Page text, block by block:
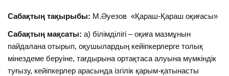
Сабақтың тақырыбы: М.Әуезов «Қараш-Қараш оқиғасы»
Сабақтың мақсаты: а) білімділігі – оқиға мазмұнын
пайдалана отырып, оқушылардың кейіпкерлерге толық
мінездеме беруіне, тағдырына ортақтаса алуына мүмкіндік
туғызу, кейіпкерлер арасында ізгілік қарым-қатынасты